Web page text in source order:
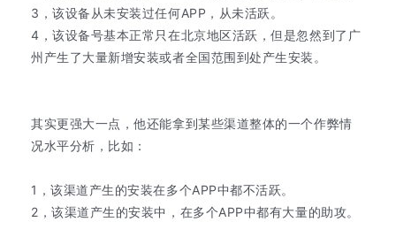
3，该设备从未安装过任何APP，从未活跃。
4，该设备号基本正常只在北京地区活跃，但是忽然到了广
州产生了大量新增安装或者全国范围到处产生安装。
其实更强大一点，他还能拿到某些渠道整体的一个作弊情
况水平分析，比如：
1，该渠道产生的安装在多个APP中都不活跃。
2，该渠道产生的安装中，在多个APP中都有大量的助攻。